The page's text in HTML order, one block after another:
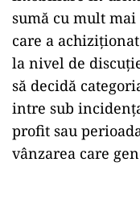
sumă cu mult mai
care a
la nivel de
să decidă
intre sub
profit sau
vânzarea care